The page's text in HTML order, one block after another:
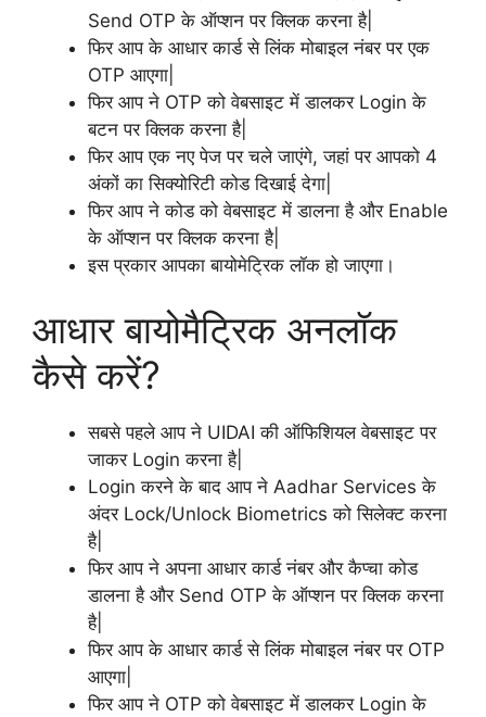
Send OTP के ऑप्शन पर क्लिक करना है|
फिर आप के आधार कार्ड से लिंक मोबाइल नंबर पर एक
OTP आएगा|
फिर आप ने OTP को वेबसाइट में डालकर Login के
बटन पर क्लिक करना है|
फिर आप एक नए पेज पर चले जाएंगे, जहां पर आपको 4
अंकों का सिक्योरिटी कोड दिखाई देगा|
फिर आप ने कोड को वेबसाइट में डालना है और Enable
के ऑप्शन पर क्लिक करना है|
इस प्रकार आपका बायोमेट्रिक लॉक हो जाएगा।
आधार बायोमैट्रिक अनलॉक
कैसे करें?
सबसे पहले आप ने UIDAI की ऑफिशियल वेबसाइट पर
जाकर Login करना है|
Login करने के बाद आप ने Aadhar Services के
अंदर Lock/Unlock Biometrics को सिलेक्ट करना
है|
फिर आप ने अपना आधार कार्ड नंबर और कैप्चा कोड
डालना है और Send OTP के ऑप्शन पर क्लिक करना
है|
फिर आप के आधार कार्ड से लिंक मोबाइल नंबर पर OTP
आएगा|
फिर आप ने OTP को वेबसाइट में डालकर Login के